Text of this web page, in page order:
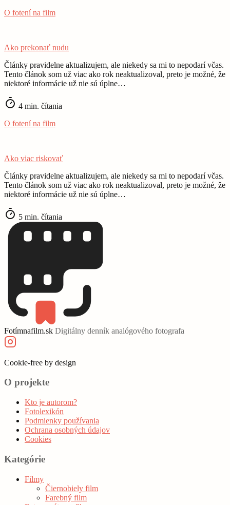
O fotení na film
Ako prekonať nudu
Články pravidelne aktualizujem, ale niekedy sa mi to nepodarí včas.
Tento článok som už viac ako rok neaktualizoval, preto je možné, že
niektoré informácie už nie sú úplne…
4 min. čítania
O fotení na film
Ako viac riskovať
Články pravidelne aktualizujem, ale niekedy sa mi to nepodarí včas.
Tento článok som už viac ako rok neaktualizoval, preto je možné, že
niektoré informácie už nie sú úplne…
5 min. čítania
Fotímnafilm.sk Digitálny denník analógového fotografa
Cookie‑free by design
O projekte
Kto je autorom?
Fotolexikón
Podmienky používania
Ochrana osobných údajov
Cookies
Kategórie
Filmy
Čiernobiely film
Farebný film